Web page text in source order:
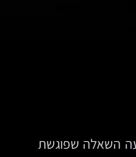
השאלה שפוגשת